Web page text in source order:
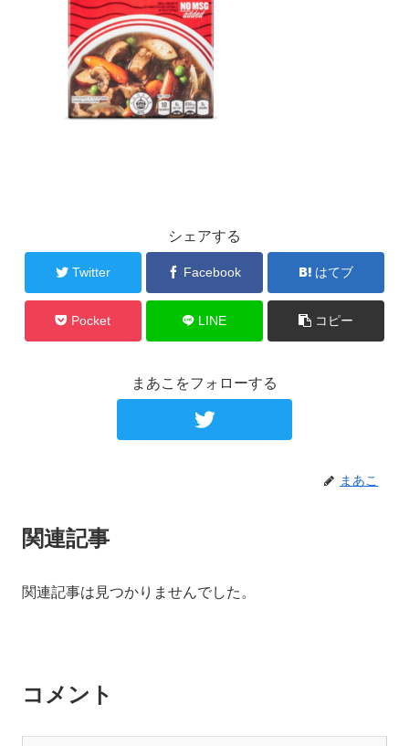
シェアする
Twitter Facebook はてブ
Pocket LINE コピー
まあこをフォローする
まあこ
関連記事
関連記事は見つかりませんでした。
コメント